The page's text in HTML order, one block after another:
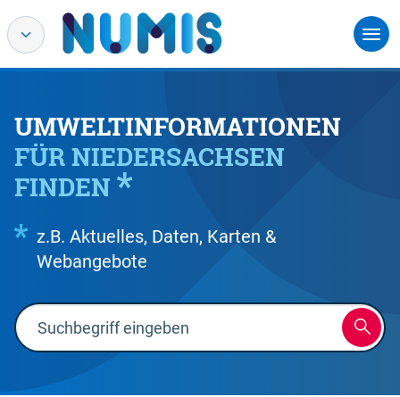
UMWELTINFORMATIONEN
FÜR NIEDERSACHSEN
FINDEN
z.B. Aktuelles, Daten, Karten &
Webangebote